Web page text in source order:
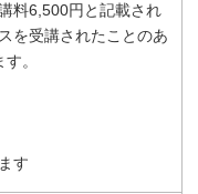
料6,500円と記載され
を受講されたことのあ
。
す